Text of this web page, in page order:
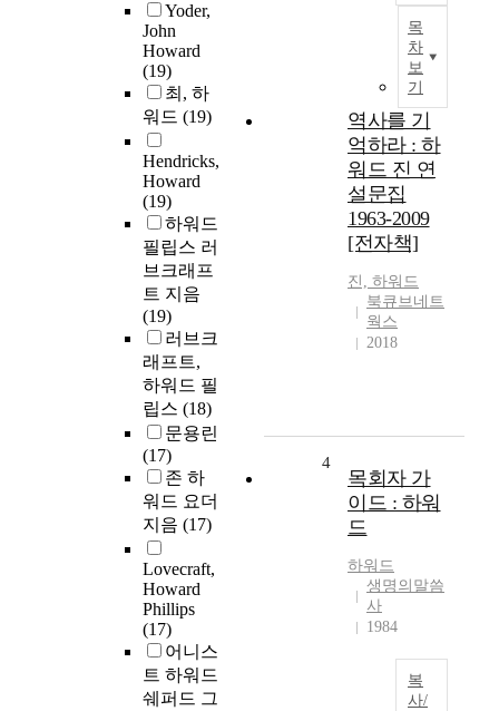
Yoder,
John
Howard
(19)
최, 하
워드 (19)
Hendricks,
Howard
(19)
하워드
필립스 러
브크래프
트 지음
(19)
러브크
래프트,
하워드 필
립스 (18)
문용린
(17)
존 하
워드 요더
지음 (17)
Lovecraft,
Howard
Phillips
(17)
어니스
트 하워드
쉐퍼드 그
목
차
보
기
역사를 기
억하라 : 하
워드 진 연
설문집
1963-2009
[전자책]
진, 하워드
북큐브네트
웍스
2018
4
목회자 가
이드 : 하워
드
하워드
생명의말씀
사
1984
복
사/